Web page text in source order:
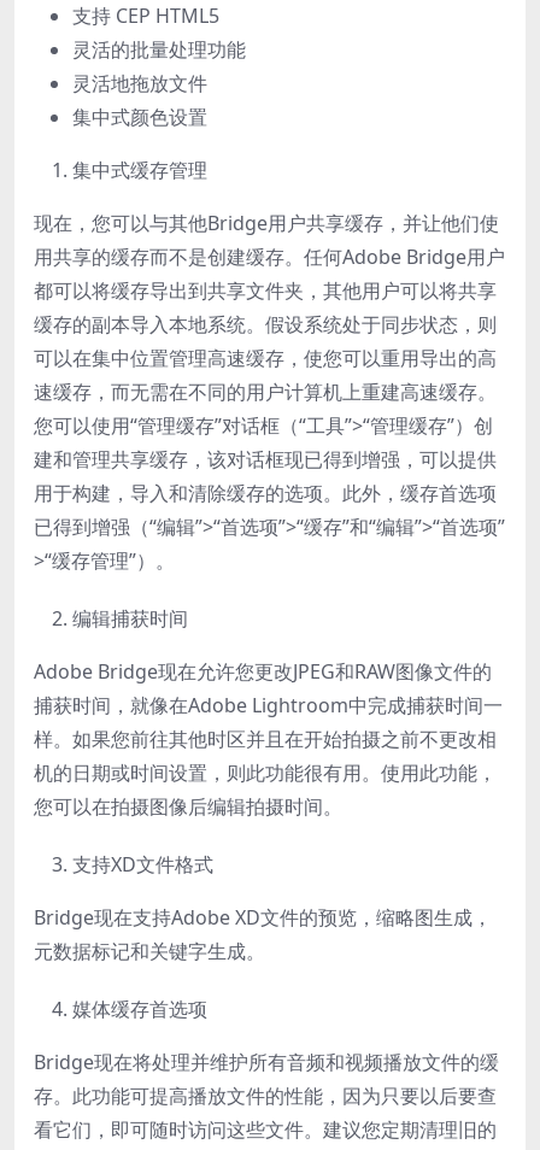
支持 CEP HTML5
灵活的批量处理功能
灵活地拖放文件
集中式颜色设置
集中式缓存管理
现在，您可以与其他Bridge用户共享缓存，并让他们使
用共享的缓存而不是创建缓存。任何Adobe Bridge用户
都可以将缓存导出到共享文件夹，其他用户可以将共享
缓存的副本导入本地系统。假设系统处于同步状态，则
可以在集中位置管理高速缓存，使您可以重用导出的高
速缓存，而无需在不同的用户计算机上重建高速缓存。
您可以使用“管理缓存”对话框（“工具”>“管理缓存”）创
建和管理共享缓存，该对话框现已得到增强，可以提供
用于构建，导入和清除缓存的选项。此外，缓存首选项
已得到增强（“编辑”>“首选项”>“缓存”和“编辑”>“首选项”
>“缓存管理”）。
编辑捕获时间
Adobe Bridge现在允许您更改JPEG和RAW图像文件的
捕获时间，就像在Adobe Lightroom中完成捕获时间一
样。如果您前往其他时区并且在开始拍摄之前不更改相
机的日期或时间设置，则此功能很有用。使用此功能，
您可以在拍摄图像后编辑拍摄时间。
支持XD文件格式
Bridge现在支持Adobe XD文件的预览，缩略图生成，
元数据标记和关键字生成。
媒体缓存首选项
Bridge现在将处理并维护所有音频和视频播放文件的缓
存。此功能可提高播放文件的性能，因为只要以后要查
看它们，即可随时访问这些文件。建议您定期清理旧的